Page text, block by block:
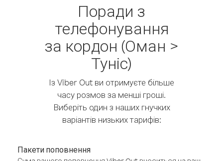
Поради з
телефонування
за кордон (Оман >
Туніс)
Із Viber Out ви отримуєте більше
часу розмов за менші гроші.
Виберіть один з наших гнучких
варіантів низьких тарифів:
Пакети поповнення